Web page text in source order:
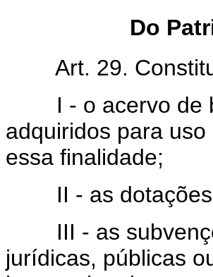
Do
Art. 29.
I - o acervo de
adquiridos para
essa finalidade;
II - as dotações
III - as
jurídicas, públicas